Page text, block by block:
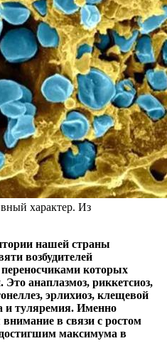
характер. Из
нашей страны
возбудителей
которых
анаплазмоз, риккетсиоз,
эрлихиоз, клещевой
и туляремия. Именно
в связи с ростом
достигшим максимума в